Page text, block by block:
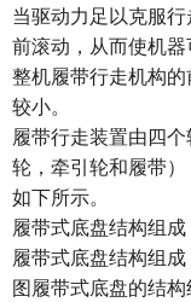
当驱动力足以克服
前滚动，从而使机器
整机履带行走机构
较小。
履带行走装置由四
轮，牵引轮和履带
如下所示。
履带式底盘结构组成
履带式底盘结构组成
图履带式底盘的结